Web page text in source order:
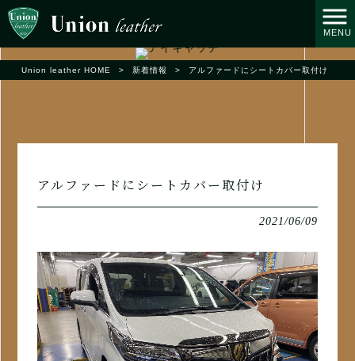
MENU
Union leather HOME > 新着情報 > アルファードにシートカバー取付け
アルファードにシートカバー取付け
2021/06/09